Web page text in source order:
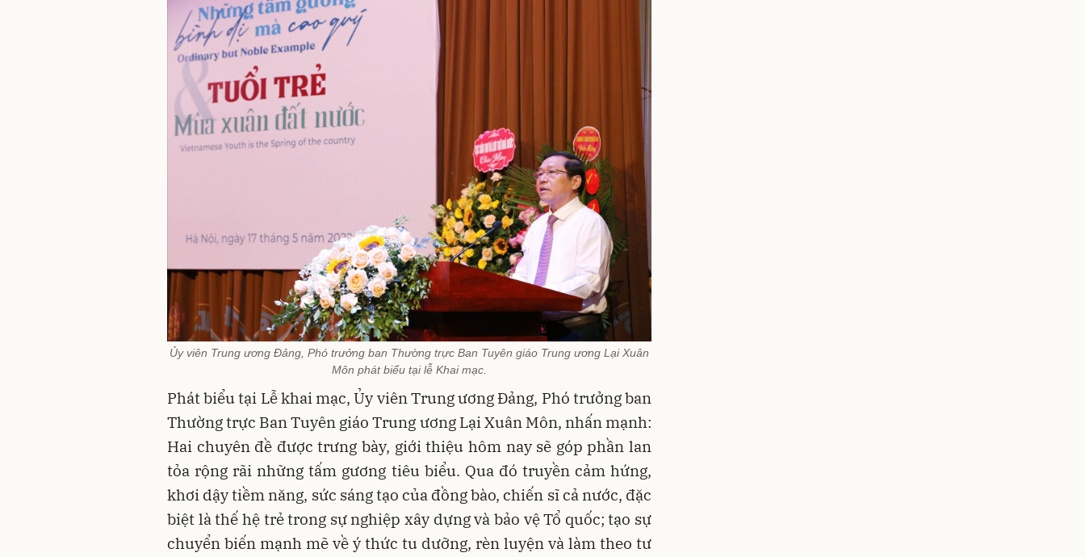
Ủy viên Trung ương Đảng, Phó trưởng ban Thường trực Ban Tuyên giáo Trung ương Lại Xuân
Môn phát biểu tại lễ Khai mạc.
Phát biểu tại Lễ khai mạc, Ủy viên Trung ương Đảng, Phó trưởng ban
Thường trực Ban Tuyên giáo Trung ương Lại Xuân Môn, nhấn mạnh:
Hai chuyên đề được trưng bày, giới thiệu hôm nay sẽ góp phần lan
tỏa rộng rãi những tấm gương tiêu biểu. Qua đó truyền cảm hứng,
khơi dậy tiềm năng, sức sáng tạo của đồng bào, chiến sĩ cả nước, đặc
biệt là thế hệ trẻ trong sự nghiệp xây dựng và bảo vệ Tổ quốc; tạo sự
chuyển biến mạnh mẽ về ý thức tu dưỡng, rèn luyện và làm theo tư